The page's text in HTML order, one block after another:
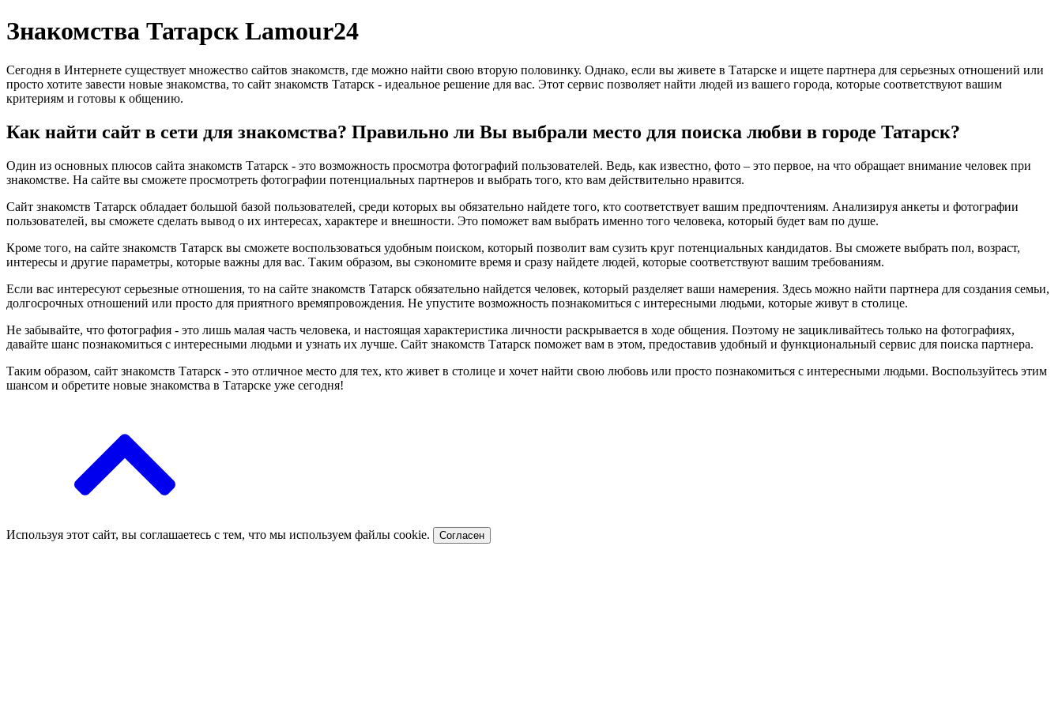
Знакомства Татарск Lamour24
Сегодня в Интернете существует множество сайтов знакомств, где можно найти свою вторую половинку. Однако, если вы живете в Татарске и ищете партнера для серьезных отношений или
просто хотите завести новые знакомства, то сайт знакомств Татарск - идеальное решение для вас. Этот сервис позволяет найти людей из вашего города, которые соответствуют вашим
критериям и готовы к общению.
Как найти сайт в сети для знакомства? Правильно ли Вы выбрали место для поиска любви в городе Татарск?
Один из основных плюсов сайта знакомств Татарск - это возможность просмотра фотографий пользователей. Ведь, как известно, фото – это первое, на что обращает внимание человек при
знакомстве. На сайте вы сможете просмотреть фотографии потенциальных партнеров и выбрать того, кто вам действительно нравится.
Сайт знакомств Татарск обладает большой базой пользователей, среди которых вы обязательно найдете того, кто соответствует вашим предпочтениям. Анализируя анкеты и фотографии
пользователей, вы сможете сделать вывод о их интересах, характере и внешности. Это поможет вам выбрать именно того человека, который будет вам по душе.
Кроме того, на сайте знакомств Татарск вы сможете воспользоваться удобным поиском, который позволит вам сузить круг потенциальных кандидатов. Вы сможете выбрать пол, возраст,
интересы и другие параметры, которые важны для вас. Таким образом, вы сэкономите время и сразу найдете людей, которые соответствуют вашим требованиям.
Если вас интересуют серьезные отношения, то на сайте знакомств Татарск обязательно найдется человек, который разделяет ваши намерения. Здесь можно найти партнера для создания семьи,
долгосрочных отношений или просто для приятного времяпровождения. Не упустите возможность познакомиться с интересными людьми, которые живут в столице.
Не забывайте, что фотография - это лишь малая часть человека, и настоящая характеристика личности раскрывается в ходе общения. Поэтому не зацикливайтесь только на фотографиях,
давайте шанс познакомиться с интересными людьми и узнать их лучше. Сайт знакомств Татарск поможет вам в этом, предоставив удобный и функциональный сервис для поиска партнера.
Таким образом, сайт знакомств Татарск - это отличное место для тех, кто живет в столице и хочет найти свою любовь или просто познакомиться с интересными людьми. Воспользуйтесь этим
шансом и обретите новые знакомства в Татарске уже сегодня!
Используя этот сайт, вы соглашаетесь с тем, что мы используем файлы cookie. Согласен